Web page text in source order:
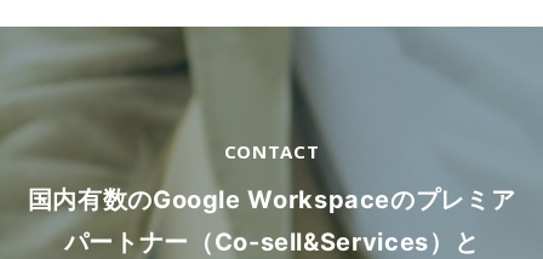
CONTACT
国内有数のGoogle Workspaceのプレミア
パートナー（Co-sell&Services）と